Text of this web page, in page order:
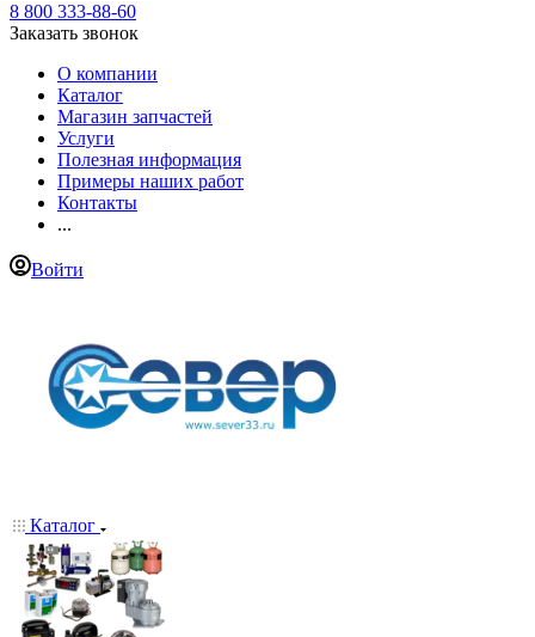
8 800 333-88-60
Заказать звонок
О компании
Каталог
Магазин запчастей
Услуги
Полезная информация
Примеры наших работ
Контакты
...
Войти
Каталог